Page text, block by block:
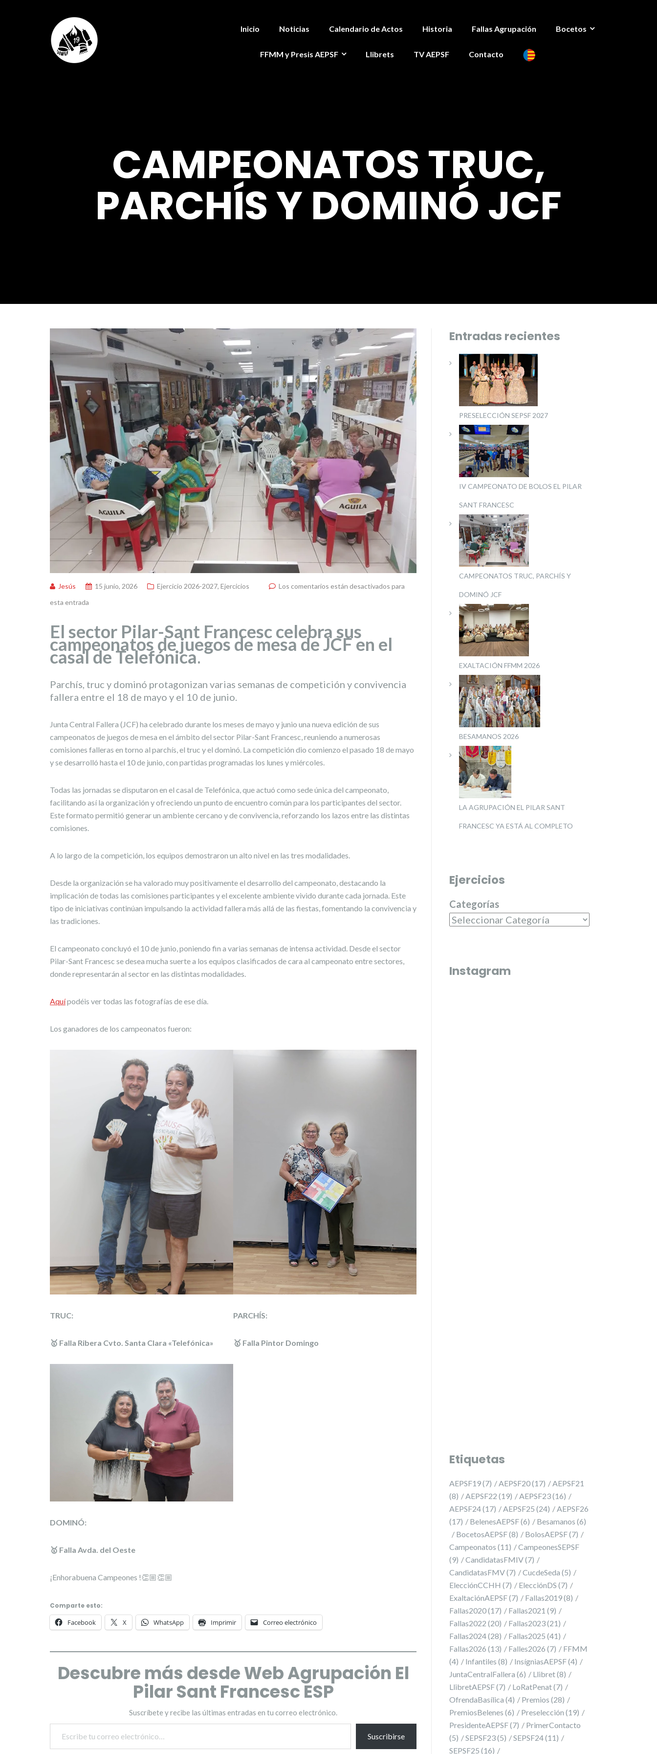
Inicio Noticias Calendario de Actos Historia Fallas Agrupación Bocetos
FFMM y Presis AEPSF Llibrets TV AEPSF Contacto
CAMPEONATOS TRUC,
PARCHÍS Y DOMINÓ JCF
Jesús 15 junio, 2026 Ejercicio 2026-2027, Ejercicios
Los comentarios están desactivados para
esta entrada
El sector Pilar-Sant Francesc celebra sus
campeonatos de juegos de mesa de JCF en el
casal de Telefónica.
Parchís, truc y dominó protagonizan varias semanas de competición y convivencia
fallera entre el 18 de mayo y el 10 de junio.
Junta Central Fallera (JCF) ha celebrado durante los meses de mayo y junio una nueva edición de sus
campeonatos de juegos de mesa en el ámbito del sector Pilar-Sant Francesc, reuniendo a numerosas
comisiones falleras en torno al parchís, el truc y el dominó. La competición dio comienzo el pasado 18 de mayo
y se desarrolló hasta el 10 de junio, con partidas programadas los lunes y miércoles.
Todas las jornadas se disputaron en el casal de Telefónica, que actuó como sede única del campeonato,
facilitando así la organización y ofreciendo un punto de encuentro común para los participantes del sector.
Este formato permitió generar un ambiente cercano y de convivencia, reforzando los lazos entre las distintas
comisiones.
A lo largo de la competición, los equipos demostraron un alto nivel en las tres modalidades.
Desde la organización se ha valorado muy positivamente el desarrollo del campeonato, destacando la
implicación de todas las comisiones participantes y el excelente ambiente vivido durante cada jornada. Este
tipo de iniciativas continúan impulsando la actividad fallera más allá de las fiestas, fomentando la convivencia y
las tradiciones.
El campeonato concluyó el 10 de junio, poniendo fin a varias semanas de intensa actividad. Desde el sector
Pilar-Sant Francesc se desea mucha suerte a los equipos clasificados de cara al campeonato entre sectores,
donde representarán al sector en las distintas modalidades.
Aquípodéis ver todas las fotografías de ese día.
Los ganadores de los campeonatos fueron:
TRUC:
🥇 Falla Ribera Cvto. Santa Clara «Telefónica»
PARCHÍS:
🥇 Falla Pintor Domingo
DOMINÓ:
🥇 Falla Avda. del Oeste
¡Enhorabuena Campeones !👏🏼👏🏼
Comparte esto:
Facebook X WhatsApp Imprimir Correo electrónico
Descubre más desde Web Agrupación El
Pilar Sant Francesc ESP
Suscríbete y recibe las últimas entradas en tu correo electrónico.
Escribe tu correo electrónico…
Suscribirse
Entradas recientes
PRESELECCIÓN SEPSF 2027
IV CAMPEONATO DE BOLOS EL PILAR
SANT FRANCESC
CAMPEONATOS TRUC, PARCHÍS Y
DOMINÓ JCF
EXALTACIÓN FFMM 2026
BESAMANOS 2026
LA AGRUPACIÓN EL PILAR SANT
FRANCESC YA ESTÁ AL COMPLETO
Ejercicios
Categorías
Instagram
Etiquetas
AEPSF19(7) AEPSF20(17)
AEPSF21
(8)
AEPSF22 (19) AEPSF23(16)
AEPSF24(17) AEPSF25 (24)
AEPSF26
(17)
BelenesAEPSF(6) Besamanos (6)
BocetosAEPSF(8) BolosAEPSF(7)
Campeonatos (11)
CampeonesSEPSF
(9)
CandidatasFMIV(7)
CandidatasFMV(7) CucdeSeda (5)
ElecciónCCHH (7) ElecciónDS (7)
ExaltaciónAEPSF(7) Fallas2019(8)
Fallas2020(17) Fallas2021 (9)
Fallas2022 (20) Fallas2023(21)
Fallas2024(28) Fallas2025 (41)
Fallas2026 (13) Falles2026 (7)
FFMM
(4)
Infantiles (8) InsígniasAEPSF(4)
JuntaCentralFallera (6) Llibret(8)
LlibretAEPSF(7) LoRatPenat(7)
OfrendaBasílica (4) Premios (28)
PremiosBelenes (6) Preselección (19)
PresidenteAEPSF(7)
PrimerContacto
(5)
SEPSF23(5) SEPSF24(11)
SEPSF25 (16)